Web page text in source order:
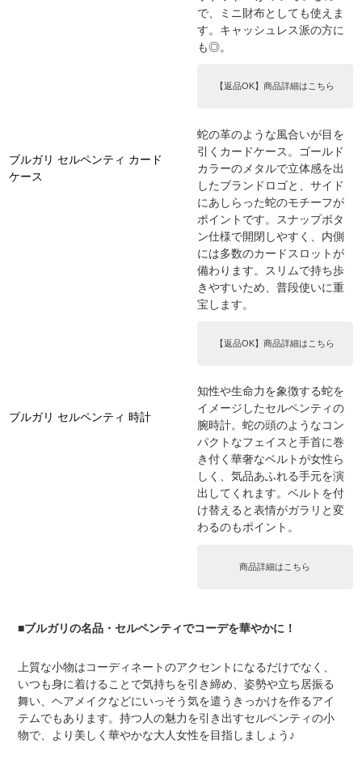
で、ミニ財布としても使えま
す。キャッシュレス派の方に
も◎。
【返品OK】商品詳細はこちら
ブルガリ セルペンティ カード
ケース
蛇の革のような風合いが目を
引くカードケース。ゴールド
カラーのメタルで立体感を出
したブランドロゴと、サイド
にあしらった蛇のモチーフが
ポイントです。スナップボタ
ン仕様で開閉しやすく、内側
には多数のカードスロットが
備わります。スリムで持ち歩
きやすいため、普段使いに重
宝します。
【返品OK】商品詳細はこちら
ブルガリ セルペンティ 時計
知性や生命力を象徴する蛇を
イメージしたセルペンティの
腕時計。蛇の頭のようなコン
パクトなフェイスと手首に巻
き付く華奢なベルトが女性ら
しく、気品あふれる手元を演
出してくれます。ベルトを付
け替えると表情がガラリと変
わるのもポイント。
商品詳細はこちら
■ブルガリの名品・セルペンティでコーデを華やかに！
上質な小物はコーディネートのアクセントになるだけでなく、
いつも身に着けることで気持ちを引き締め、姿勢や立ち居振る
舞い、ヘアメイクなどにいっそう気を遣うきっかけを作るアイ
テムでもあります。持つ人の魅力を引き出すセルペンティの小
物で、より美しく華やかな大人女性を目指しましょう♪